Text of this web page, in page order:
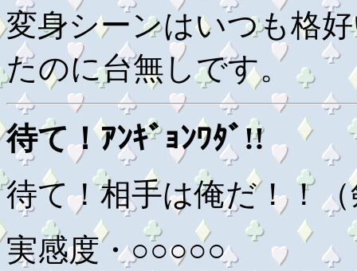
変身シーンはいつも格
たのに台無しです。
待て！ｱﾝｷﾞｮﾝﾜﾀﾞ!!
待て！相手は俺だ！！
実感度・○○○○○